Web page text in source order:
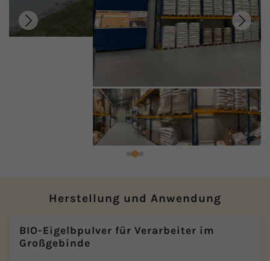
Herstellung und Anwendung
BIO-Eigelbpulver für Verarbeiter im
Großgebinde